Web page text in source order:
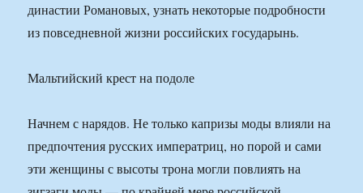
династии Романовых, узнать некоторые подробности
из повседневной жизни российских государынь.
Мальтийский крест на подоле
Начнем с нарядов. Не только капризы моды влияли на
предпочтения русских императриц, но порой и сами
эти женщины с высоты трона могли повлиять на